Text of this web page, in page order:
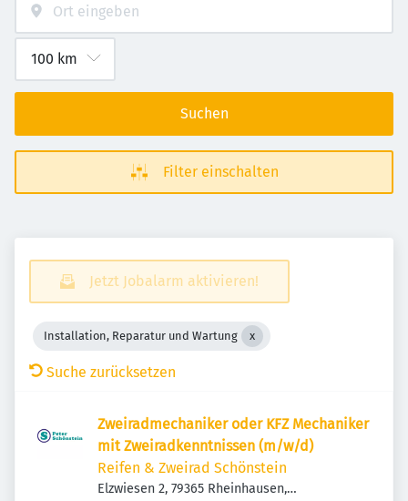
Suchen
Filter einschalten
Jetzt Jobalarm aktivieren!
Installation, Reparatur und Wartung
Suche zurücksetzen
Zweiradmechaniker oder KFZ Mechaniker
mit Zweiradkenntnissen (m/w/d)
Reifen & Zweirad Schönstein
Elzwiesen 2, 79365 Rheinhausen,